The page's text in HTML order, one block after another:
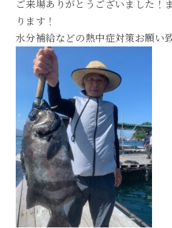
ご来場ありがとうございました！
ります！
水分補給などの熱中症対策お願い致